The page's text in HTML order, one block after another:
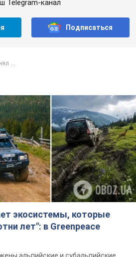
Telegram-канал
Подписаться
...
экосистемы, которые
лет": в Greenpeace